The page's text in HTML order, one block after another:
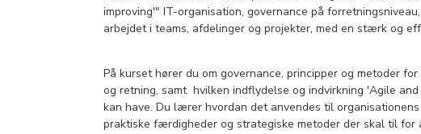
improving'" IT-organisation, governance på
arbejdet i teams, afdelinger og projekter, med en stærk og
På kurset hører du om governance, principper og metoder
og retning, samt hvilken indflydelse og indvirkning 'Agile
kan have. Du lærer hvordan det anvendes til
praktiske færdigheder og strategiske metoder der skal til